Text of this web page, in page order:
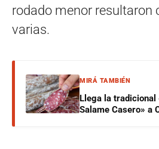
rodado menor resultaron
varias.
MIRÁ TAMBIÉN
Llega la tradicional
Salame Casero» a